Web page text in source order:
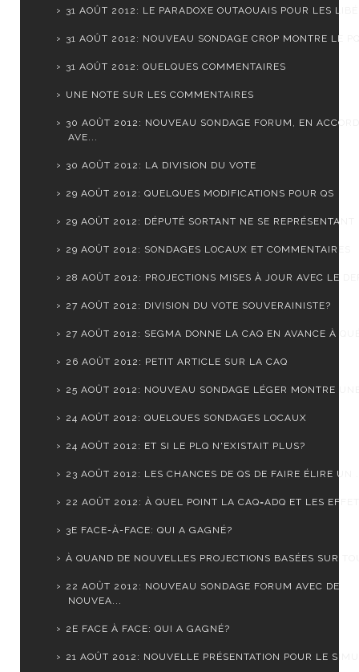
31 AOÛT 2012: LE PARADOXE OUTAOUAIS POUR LES
31 AOÛT 2012: NOUVEAU SONDAGE CROP MONTRE LE
31 AOÛT 2012: QUELQUES COMMENTAIRES
UNE NOTE SUR LES COMMENTAIRES
30 AOÛT 2012: NOUVEAU SONDAGE FORUM, EN ACCORD
AVE...
30 AOÛT 2012: LA DIVISION DU VOTE
29 AOÛT 2012: QUELQUES MODIFICATIONS POUR QS
29 AOÛT 2012: DÉPUTÉ SORTANT NE SE REPRÉSENTANT
29 AOÛT 2012: SONDAGES LOCAUX ET COMMENTAIRES
28 AOÛT 2012: PROJECTIONS MISES À JOUR AVEC LE
27 AOÛT 2012: DIVISION DU VOTE SOUVERAINISTE?
27 AOÛT 2012: SEGMA DONNE LA CAQ EN AVANCE À
26 AOÛT 2012: PETIT ARTICLE SUR LA CAQ
25 AOÛT 2012: NOUVEAU SONDAGE LÉGER MONTRE
24 AOÛT 2012: QUELQUES SONDAGES LOCAUX
24 AOÛT 2012: ET SI LE PLQ N'EXISTAIT PLUS?
23 AOÛT 2012: LES CHANCES DE QS DE FAIRE ÉLIRE UN
22 AOÛT 2012: À QUEL POINT LA CAQ=ADQ ET LES
3E FACE-À-FACE: QUI A GAGNÉ?
À QUAND DE NOUVELLES PROJECTIONS BASÉES SUR
22 AOÛT 2012: NOUVEAU SONDAGE FORUM AVEC DE
NOUVEA...
2E FACE À FACE: QUI A GAGNÉ?
21 AOÛT 2012: NOUVELLE PRÉSENTATION POUR LE